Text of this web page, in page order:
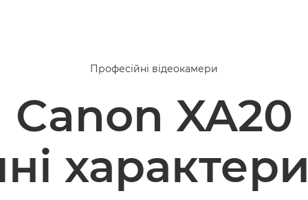
Професійні відеокамери
Canon XA20